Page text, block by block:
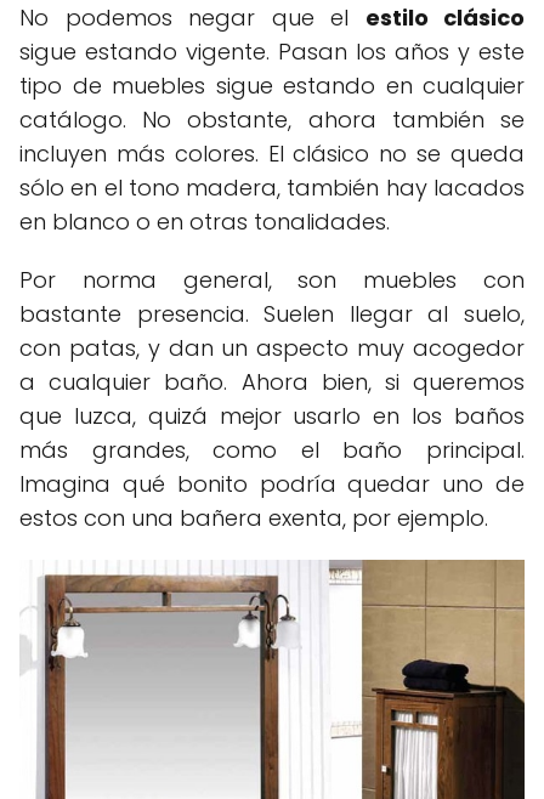
No podemos negar que el estilo clásico
sigue estando vigente. Pasan los años y este
tipo de muebles sigue estando en cualquier
catálogo. No obstante, ahora también se
incluyen más colores. El clásico no se queda
sólo en el tono madera, también hay lacados
en blanco o en otras tonalidades.
Por norma general, son muebles con
bastante presencia. Suelen llegar al suelo,
con patas, y dan un aspecto muy acogedor
a cualquier baño. Ahora bien, si queremos
que luzca, quizá mejor usarlo en los baños
más grandes, como el baño principal.
Imagina qué bonito podría quedar uno de
estos con una bañera exenta, por ejemplo.